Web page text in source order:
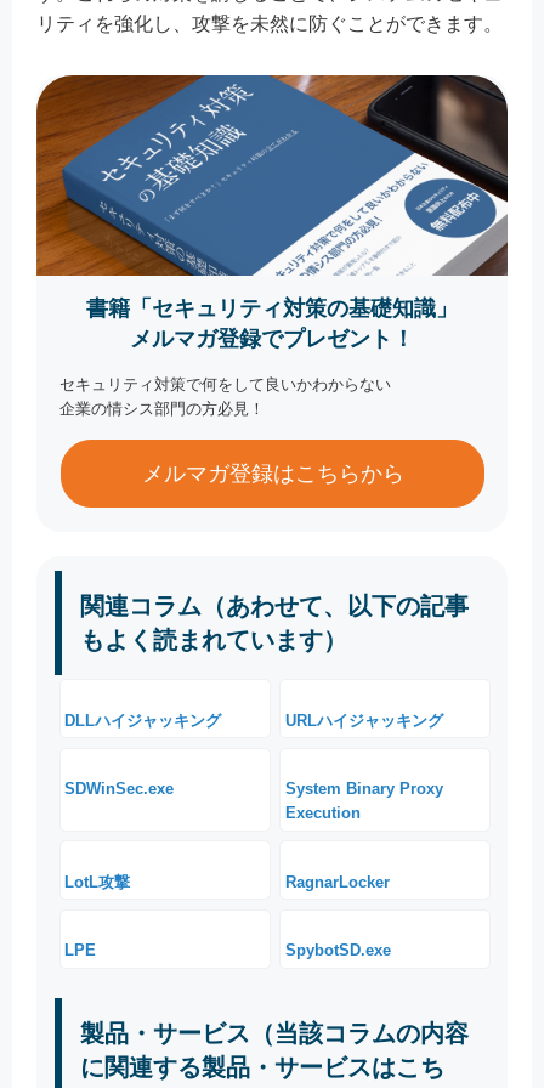
リティを強化し、攻撃を未然に防ぐことができます。
書籍「セキュリティ対策の基礎知識」
メルマガ登録でプレゼント！
セキュリティ対策で何をして良いかわからない
企業の情シス部門の方必見！
メルマガ登録はこちらから
関連コラム（あわせて、以下の記事
もよく読まれています）
DLLハイジャッキング URLハイジャッキング
SDWinSec.exe
System Binary Proxy
Execution
LotL攻撃 RagnarLocker
LPE SpybotSD.exe
製品・サービス（当該コラムの内容
に関連する製品・サービスはこち